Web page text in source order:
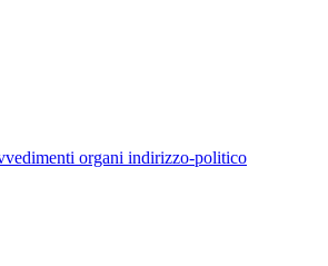
organi indirizzo-politico